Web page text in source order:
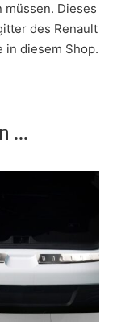
Dieses
des Renault
in diesem Shop.
...